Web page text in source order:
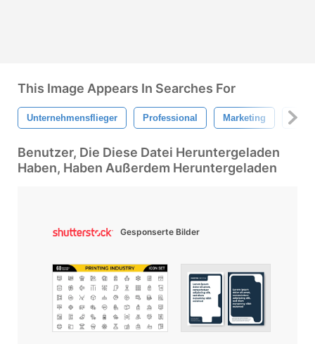
This Image Appears In Searches For
Unternehmensflieger Professional Marketing
Benutzer, Die Diese Datei Heruntergeladen
Haben, Haben Außerdem Heruntergeladen
Gesponserte Bilder